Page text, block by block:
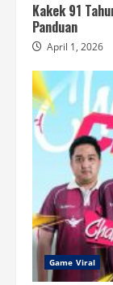
Kakek 91
Panduan
April 1, 2026
Game Viral